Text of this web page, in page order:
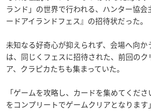
ランド」の世界で行われる、ハンター協会
ードアイランドフェス』の招待状だった。
未知なる好奇心が抑えられず、会場へ向か
は、同じくフェスに招待された、前回の
ア、クラピカたちも集まっていた。
「ゲームを攻略し、カードを集めてくだ
をコンプリートでゲームクリアとなります」